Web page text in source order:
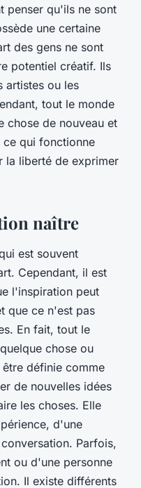
penser qu'ils ne sont
une certaine
des gens ne sont
potentiel créatif. Ils
artistes ou les
tout le monde
chose de nouveau et
qui fonctionne
la liberté de exprimer
naître
est souvent
Cependant, il est
l'inspiration peut
que ce n'est pas
En fait, tout le
chose ou
définie comme
de nouvelles idées
les choses. Elle
d'une
Parfois,
ou d'une personne
Il existe différents